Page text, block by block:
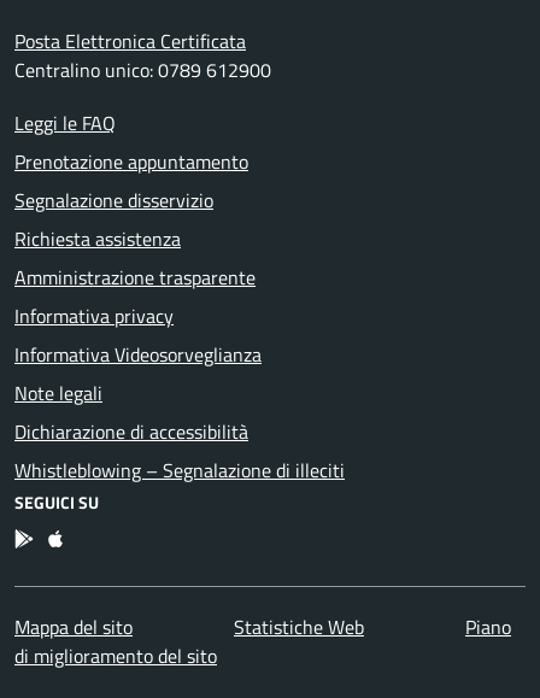
Posta Elettronica Certificata
Centralino unico: 0789 612900
Leggi le FAQ
Prenotazione appuntamento
Segnalazione disservizio
Richiesta assistenza
Amministrazione trasparente
Informativa privacy
Informativa Videosorveglianza
Note legali
Dichiarazione di accessibilità
Whistleblowing – Segnalazione di illeciti
SEGUICI SU
App Android
App IOS
Mappa del sito Statistiche Web
Piano
di miglioramento del sito